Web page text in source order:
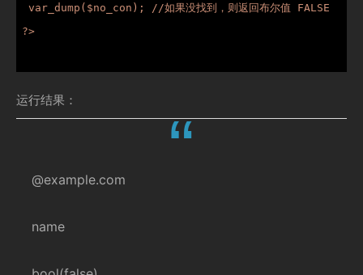
?>
运行结果：
@example.com
name